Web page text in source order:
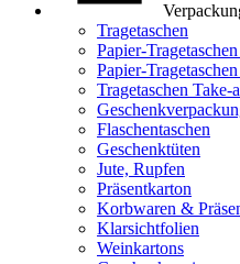
Tragetaschen
Papier-
Papier-
Tragetaschen Take-
Flaschentaschen
Geschenktüten
Jute, Rupfen
Präsentkarton
Korbwaren &
Klarsichtfolien
Weinkartons